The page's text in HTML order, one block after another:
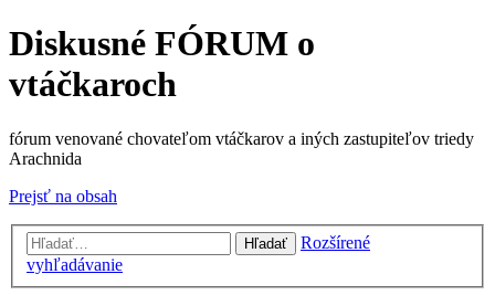
Diskusné FÓRUM o
vtáčkaroch
fórum venované chovateľom vtáčkarov a iných zastupiteľov triedy
Arachnida
Prejsť na obsah
Hľadať
Rozšírené
vyhľadávanie